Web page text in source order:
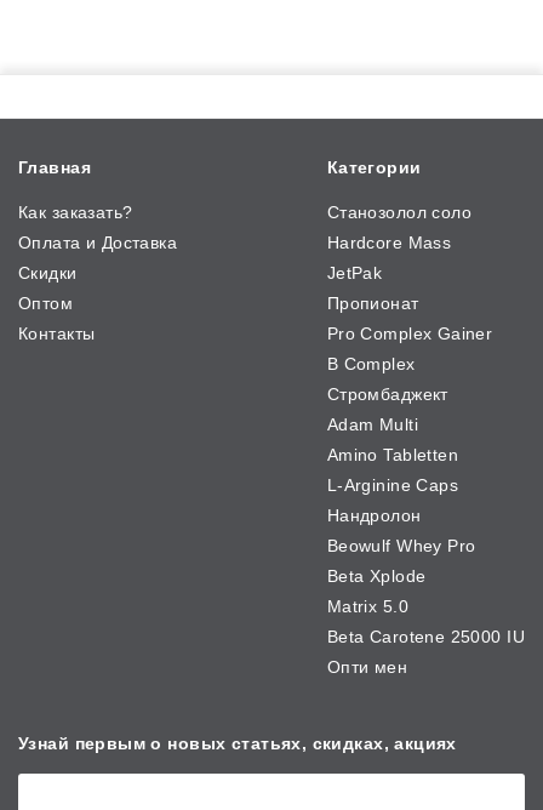
Главная
Как заказать?
Оплата и Доставка
Скидки
Оптом
Контакты
Категории
Станозолол соло
Hardcore Mass
JetPak
Пропионат
Pro Complex Gainer
B Complex
Стромбаджект
Adam Multi
Amino Tabletten
L-Arginine Caps
Нандролон
Beowulf Whey Pro
Beta Xplode
Matrix 5.0
Beta Carotene 25000 IU
Опти мен
Узнай первым о новых статьях, скидках, акциях